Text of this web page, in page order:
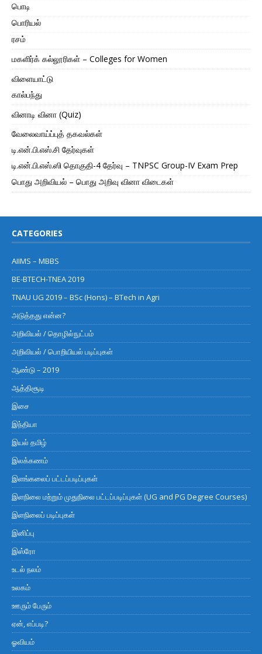
பொடி
பொரியல்
ரசம்
மகளிர்க் கல்லூரிகள் – Colleges for Women
விளையாட்டு
கால்பந்து
வினாடி வினா (Quiz)
வேலைவாய்ப்புத் தகவல்கள்
டி.என்.பி.எஸ்.சி தேர்வுகள்
டி.என்.பி.எஸ்.ஸி தொகுதி-4 தேர்வு – TNPSC Group-IV Exam Prep
பொது அறிவியல் – பொது அறிவு வினா விடைகள்
CATEGORIES
AIIMS – MBBS
BE-BTECH-TNEA 2019
TNAU UG 2019 – BSc (Hons) – BTech in Agri
அடுத்தது என்ன?
அறிவியல் / தொழில்நுட்பம்
அறிவியல் / பொறியியல் படிப்புகள்
ஆண்டு – 2019
ஆத்திசூடி
இசை
இந்தியா
இயல் தமிழ்
இலக்கணம்
இளங்கலைப் பட்டப்படிப்புகள்
இளநிலை மற்றும் முதுநிலை பட்டப்படிப்புகள் (UG and PG Degree Courses)
இளநிலைப் படிப்புகள்
இனிப்பு
இஸ்ரோ
உடல் நலம்
உலகம்
ஊரும் பேரும்
ஏன், எப்படி?
ஓவியம்